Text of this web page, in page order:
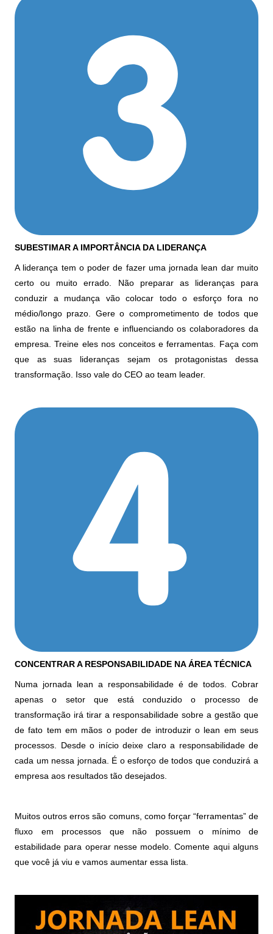
SUBESTIMAR A IMPORTÂNCIA DA LIDERANÇA
A liderança tem o poder de fazer uma jornada lean dar muito
certo ou muito errado. Não preparar as lideranças para
conduzir a mudança vão colocar todo o esforço fora no
médio/longo prazo. Gere o comprometimento de todos que
estão na linha de frente e influenciando os colaboradores da
empresa. Treine eles nos conceitos e ferramentas. Faça com
que as suas lideranças sejam os protagonistas dessa
transformação. Isso vale do CEO ao team leader.
CONCENTRAR A RESPONSABILIDADE NA ÁREA TÉCNICA
Numa jornada lean a responsabilidade é de todos. Cobrar
apenas o setor que está conduzido o processo de
transformação irá tirar a responsabilidade sobre a gestão que
de fato tem em mãos o poder de introduzir o lean em seus
processos. Desde o início deixe claro a responsabilidade de
cada um nessa jornada. É o esforço de todos que conduzirá a
empresa aos resultados tão desejados.
Muitos outros erros são comuns, como forçar “ferramentas” de
fluxo em processos que não possuem o mínimo de
estabilidade para operar nesse modelo. Comente aqui alguns
que você já viu e vamos aumentar essa lista.